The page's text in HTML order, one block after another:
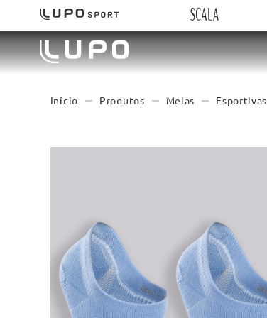
Produtos Meias Esportivas